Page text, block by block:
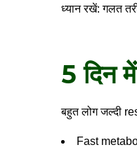
ध्यान रखें: गलत
5 दिन
बहुत लोग जल्दी
Fast